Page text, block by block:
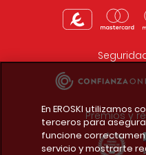
Premios y
En EROSKI utilizamos
terceros para
funcione
servicio y mostrarte